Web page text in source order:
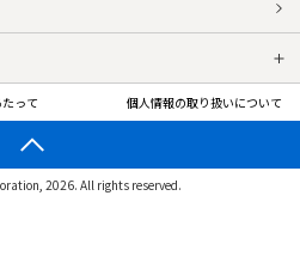
って 個人情報の取り扱いについて
2026. All rights reserved.